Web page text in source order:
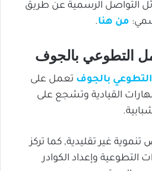
التواصل الرسمية عن طريق
من هنا.
التطوعي بالجوف
بالجوف تعمل على
القيادية وتشجع على
غير تقليدية, كما تركز
التطوعية وإعداد الكوادر